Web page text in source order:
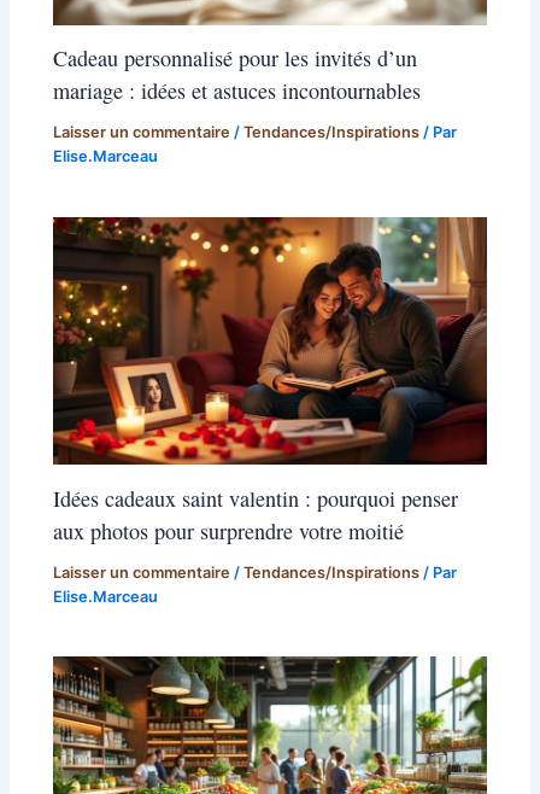
Cadeau personnalisé pour les invités d’un
mariage : idées et astuces incontournables
Laisser un commentaire /Tendances/Inspirations / Par
Elise.Marceau
Idées cadeaux saint valentin : pourquoi penser
aux photos pour surprendre votre moitié
Laisser un commentaire /Tendances/Inspirations / Par
Elise.Marceau